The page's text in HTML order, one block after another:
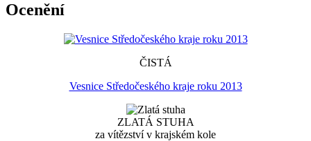
Ocenění
ČISTÁ
Vesnice Středočeského kraje roku 2013
ZLATÁ STUHA
za vítězství v krajském kole